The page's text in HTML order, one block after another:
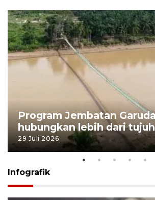
Program Jembatan
hubungkan lebih dari
29 Juli 2026
Infografik